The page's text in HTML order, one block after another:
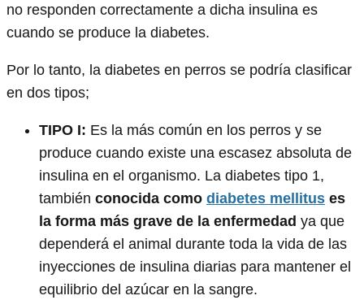
no responden correctamente a dicha insulina es
cuando se produce la diabetes.
Por lo tanto, la diabetes en perros se podría clasificar
en dos tipos;
TIPO I: Es la más común en los perros y se
produce cuando existe una escasez absoluta de
insulina en el organismo. La diabetes tipo 1,
también conocida como diabetes mellitus es
la forma más grave de la enfermedad ya que
dependerá el animal durante toda la vida de las
inyecciones de insulina diarias para mantener el
equilibrio del azúcar en la sangre.